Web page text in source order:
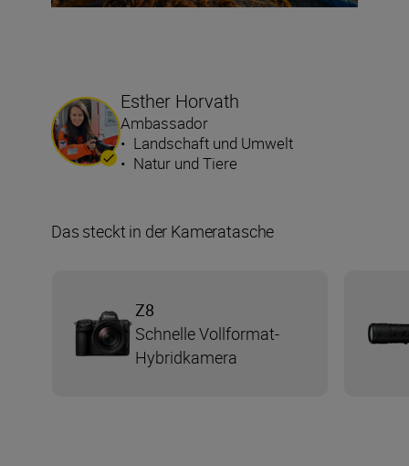
Esther Horvath
Ambassador
• Landschaft und Umwelt
• Natur und Tiere
Das steckt in der Kameratasche
Z8
Schnelle Vollformat-
Hybridkamera